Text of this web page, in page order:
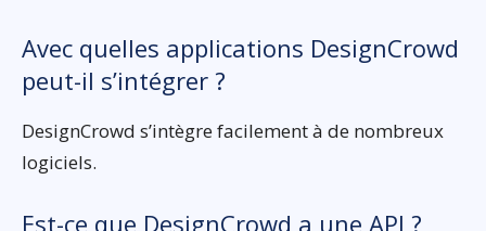
Avec quelles applications DesignCrowd
peut-il s’intégrer ?
DesignCrowd s’intègre facilement à de nombreux
logiciels.
Est-ce que DesignCrowd a une API ?